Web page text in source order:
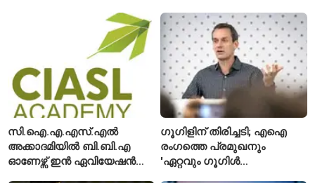
കാണാതായി, 47,773 പേരെ
അനുമതിയില്ലാത്ത
ലിഫ്റ്റുകൾക്ക്
ഹൈക്കോടതിയുടെ വിലക്ക്
സി.ഐ.എ.എസ്.എൽ
അക്കാദമിയിൽ ബി.ബി.എ
ഓണേഴ്സ് ഇൻ ഏവിയേഷൻ
ഗൂഗിളിന് തിരിച്ചടി; എഐ
രംഗത്തെ പ്രമുഖനും
'ഏറ്റവും ഗൂഗിൾ